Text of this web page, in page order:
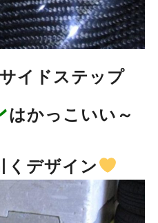
イドステップ
はかっこいい～
くデザイン